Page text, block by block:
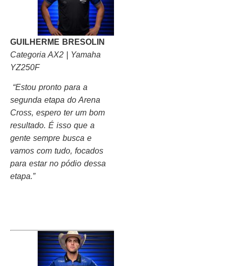
GUILHERME BRESOLIN
Categoria AX2 | Yamaha
YZ250F
“Estou pronto para a
segunda etapa do Arena
Cross, espero ter um bom
resultado. É isso que a
gente sempre busca e
vamos com tudo, focados
para estar no pódio dessa
etapa.”